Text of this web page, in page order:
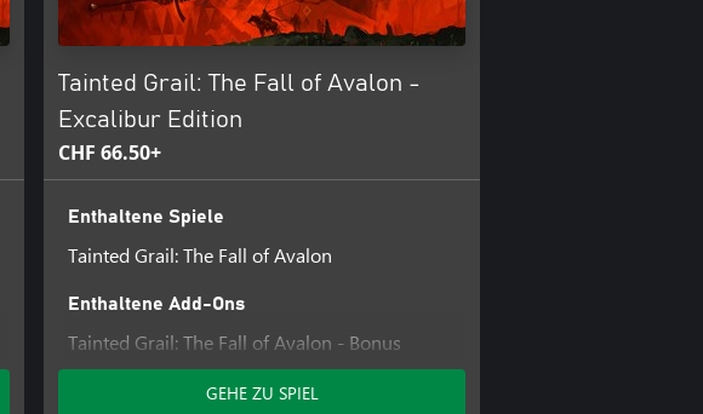
Tainted Grail: The Fall of Avalon -
Excalibur Edition
CHF 66.50+
Enthaltene Spiele
Tainted Grail: The Fall of Avalon
Enthaltene Add-Ons
Tainted Grail: The Fall of Avalon - Bonus
Content #1
Tainted Grail: The Fall of Avalon - Sanctuary of
GEHE ZU SPIEL